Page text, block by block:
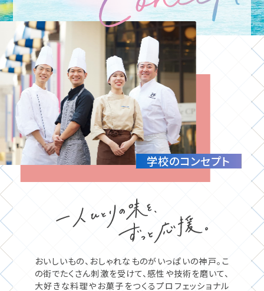
学校のコンセプト
おいしいもの、おしゃれなものがいっぱいの神戸。 こ
の街でたくさん刺激を受けて、感性や技術を磨いて、
大好きな料理やお菓子をつくるプロフェッショナル